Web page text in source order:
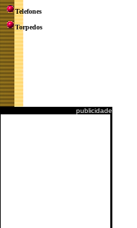
Telefones
Torpedos
publicidade